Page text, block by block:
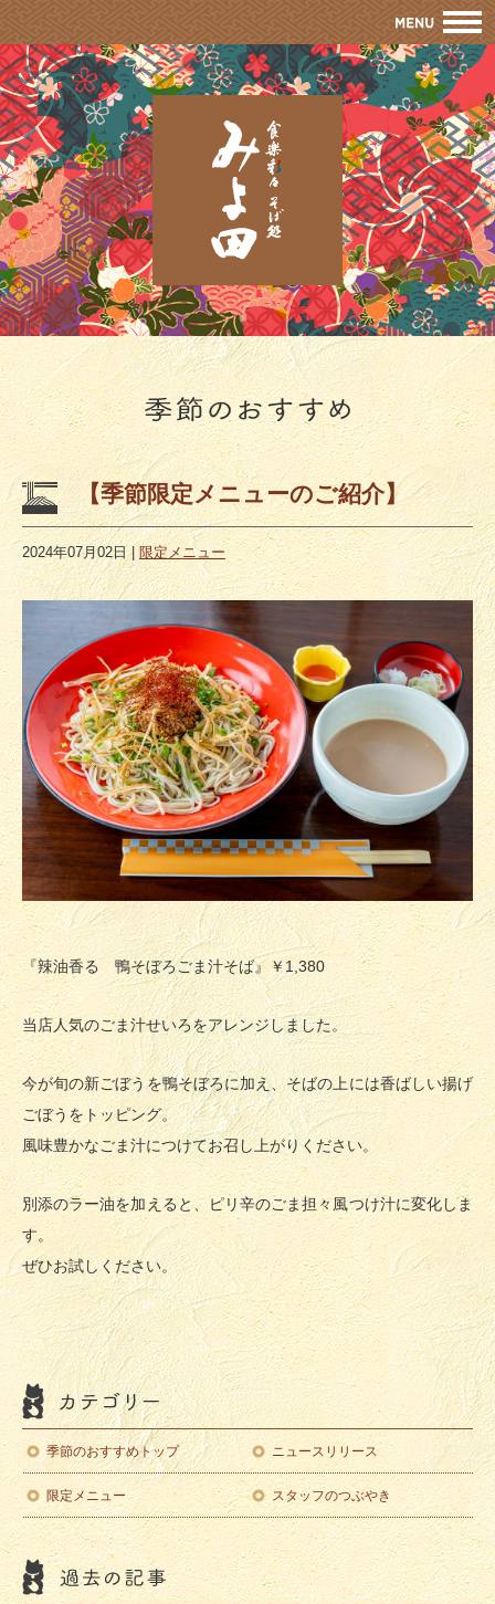
【季節限定メニューのご紹介】
2024年07月02日|限定メニュー
『辣油香る 鴨そぼろごま汁そば』￥1,380
当店人気のごま汁せいろをアレンジしました。
今が旬の新ごぼうを鴨そぼろに加え、そばの上には香ばしい揚げ
ごぼうをトッピング。
風味豊かなごま汁につけてお召し上がりください。
別添のラー油を加えると、ピリ辛のごま担々風つけ汁に変化しま
す。
ぜひお試しください。
季節のおすすめトップ ニュースリリース
限定メニュー スタッフのつぶやき